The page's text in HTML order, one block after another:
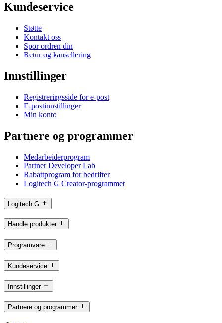
Kundeservice
Støtte
Kontakt oss
Spor ordren din
Retur og kansellering
Innstillinger
Registreringsside for e-post
E-postinnstillinger
Min konto
Partnere og programmer
Medarbeiderprogram
Partner Developer Lab
Rabattprogram for bedrifter
Logitech G Creator-programmet
Logitech G
Handle produkter
Programvare
Kundeservice
Innstillinger
Partnere og programmer